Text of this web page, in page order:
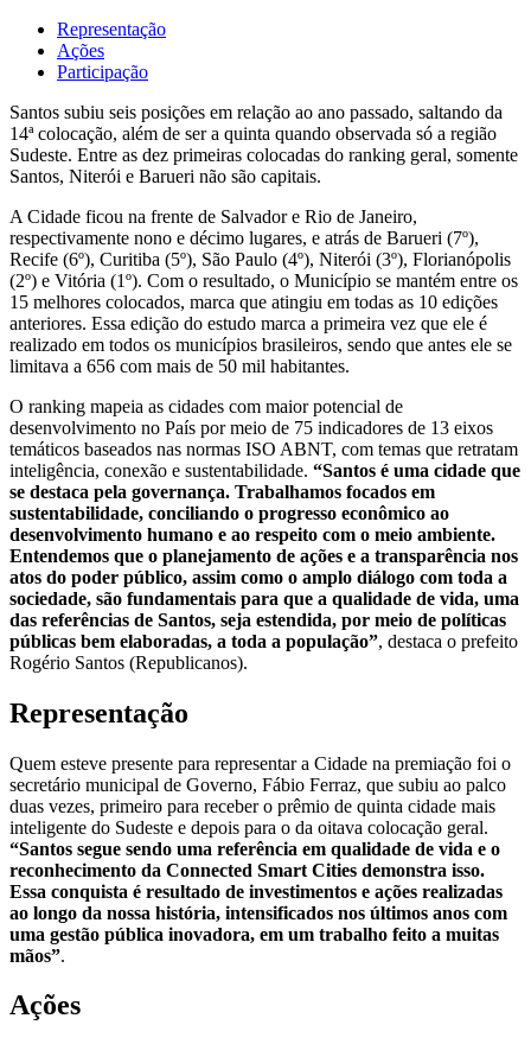
Representação
Ações
Participação
Santos subiu seis posições em relação ao ano passado, saltando da
14ª colocação, além de ser a quinta quando observada só a região
Sudeste. Entre as dez primeiras colocadas do ranking geral, somente
Santos, Niterói e Barueri não são capitais.
A Cidade ficou na frente de Salvador e Rio de Janeiro,
respectivamente nono e décimo lugares, e atrás de Barueri (7º),
Recife (6º), Curitiba (5º), São Paulo (4º), Niterói (3º), Florianópolis
(2º) e Vitória (1º). Com o resultado, o Município se mantém entre os
15 melhores colocados, marca que atingiu em todas as 10 edições
anteriores. Essa edição do estudo marca a primeira vez que ele é
realizado em todos os municípios brasileiros, sendo que antes ele se
limitava a 656 com mais de 50 mil habitantes.
O ranking mapeia as cidades com maior potencial de
desenvolvimento no País por meio de 75 indicadores de 13 eixos
temáticos baseados nas normas ISO ABNT, com temas que retratam
inteligência, conexão e sustentabilidade. “Santos é uma cidade que
se destaca pela governança. Trabalhamos focados em
sustentabilidade, conciliando o progresso econômico ao
desenvolvimento humano e ao respeito com o meio ambiente.
Entendemos que o planejamento de ações e a transparência nos
atos do poder público, assim como o amplo diálogo com toda a
sociedade, são fundamentais para que a qualidade de vida, uma
das referências de Santos, seja estendida, por meio de políticas
públicas bem elaboradas, a toda a população”, destaca o prefeito
Rogério Santos (Republicanos).
Representação
Quem esteve presente para representar a Cidade na premiação foi o
secretário municipal de Governo, Fábio Ferraz, que subiu ao palco
duas vezes, primeiro para receber o prêmio de quinta cidade mais
inteligente do Sudeste e depois para o da oitava colocação geral.
“Santos segue sendo uma referência em qualidade de vida e o
reconhecimento da Connected Smart Cities demonstra isso.
Essa conquista é resultado de investimentos e ações realizadas
ao longo da nossa história, intensificados nos últimos anos com
uma gestão pública inovadora, em um trabalho feito a muitas
mãos”.
Ações